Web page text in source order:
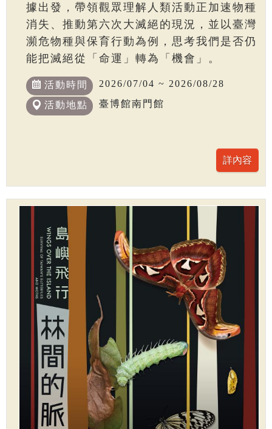
據出發，帶領觀眾理解人類活動正加速物種
消失、推動第六次大滅絕的現況，並以臺灣
瀕危物種與保育行動為例，思考我們是否仍
能把滅絕從「命運」轉為「機會」。
活動時間 2026/07/04 ~ 2026/08/28
活動地點 臺博館南門館